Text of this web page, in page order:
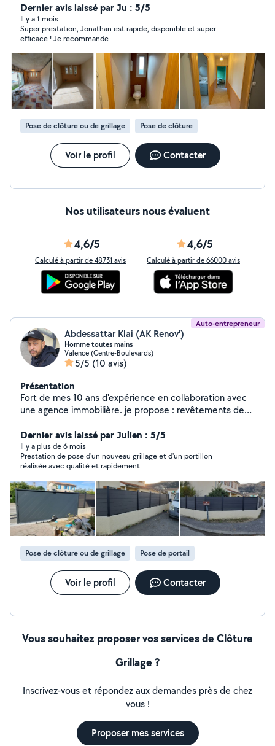
Dernier avis laissé par Ju : 5/5
Il y a 1 mois
Super prestation, Jonathan est rapide, disponible et super
efficace ! Je recommande
Pose de clôture ou de grillage Pose de clôture
Voir le profil Contacter
Nos utilisateurs nous évaluent
4,6/5
Calculé à partir de 48731 avis
4,6/5
Calculé à partir de 66000 avis
Auto-entrepreneur
Abdessattar Klai (AK Renov')
Homme toutes mains
Valence (Centre-Boulevards)
5/5 (10 avis)
Présentation
Fort de mes 10 ans d'expérience en collaboration avec
une agence immobilière. je propose : revêtements de
muraux, j'effectue aussi vos travaux de peinture.
J'effectue vos petits travaux d'électricité et remplace
vos sanitaires. Ancien chef de chantier pour une
entreprise nationale de clôtures (habilitations prisons,
aéroports, sncf), je répare ou crée vos clôtures et
poses vos portails motorisés, portillons et portes de
garages. Diplômé en maintenance en climatisation, je
suis également en capacité de réparer vos climatiseurs.
Aujourd'hui je souhaite faire profitez les particuliers de
mes nombreuses compétences alors n'hésitez pas à me
contacter !
Dernier avis laissé par Julien : 5/5
Il y a plus de 6 mois
Prestation de pose d'un nouveau grillage et d'un portillon
réalisée avec qualité et rapidement.
Pose de clôture ou de grillage Pose de portail
Voir le profil Contacter
Vous souhaitez proposer vos services de Clôture
Grillage ?
Inscrivez-vous et répondez aux demandes près de chez
vous !
Proposer mes services